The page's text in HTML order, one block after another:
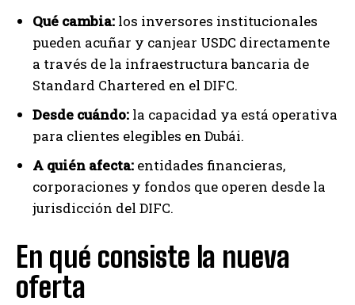
Qué cambia: los inversores institucionales
pueden acuñar y canjear USDC directamente
a través de la infraestructura bancaria de
Standard Chartered en el DIFC.
Desde cuándo: la capacidad ya está operativa
para clientes elegibles en Dubái.
A quién afecta: entidades financieras,
corporaciones y fondos que operen desde la
jurisdicción del DIFC.
En qué consiste la nueva
oferta